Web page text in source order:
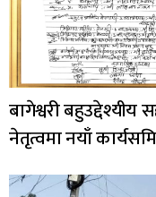
बागेश्वरी
नेतृत्वमा नयाँ